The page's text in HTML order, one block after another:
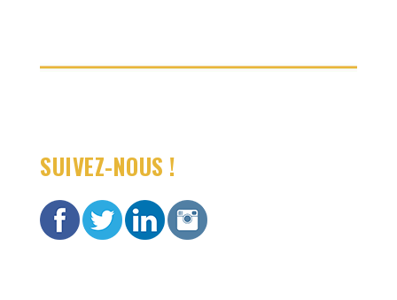
SUIVEZ-NOUS !